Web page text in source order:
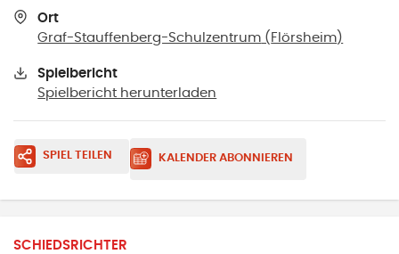
Ort
Graf-Stauffenberg-Schulzentrum ( Flörsheim)
Spielbericht
Spielbericht herunterladen
SPIEL TEILEN KALENDER ABONNIEREN
SCHIEDSRICHTER